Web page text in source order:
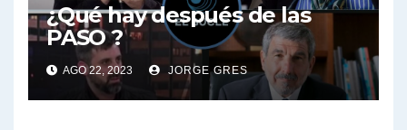
¿Qué hay después de las
PASO ?
AGO 22, 2023 JORGE GRES